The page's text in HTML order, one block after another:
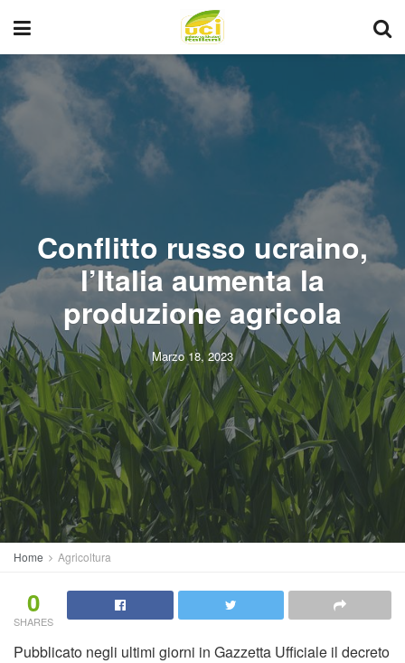
Conflitto russo ucraino,
l’Italia aumenta la
produzione agricola
Marzo 18, 2023
Home Agricoltura
0
SHARES
Pubblicato negli ultimi giorni in Gazzetta Ufficiale il decreto